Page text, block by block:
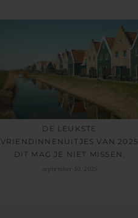
DE LEUKSTE
VRIENDINNENUITJES VAN 2025
DIT MAG JE NIET MISSEN.
september 10, 2025